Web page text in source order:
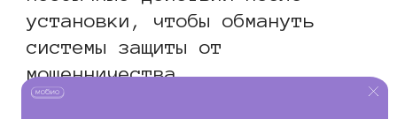
установки, чтобы обмануть
системы защиты от
мошенничества.